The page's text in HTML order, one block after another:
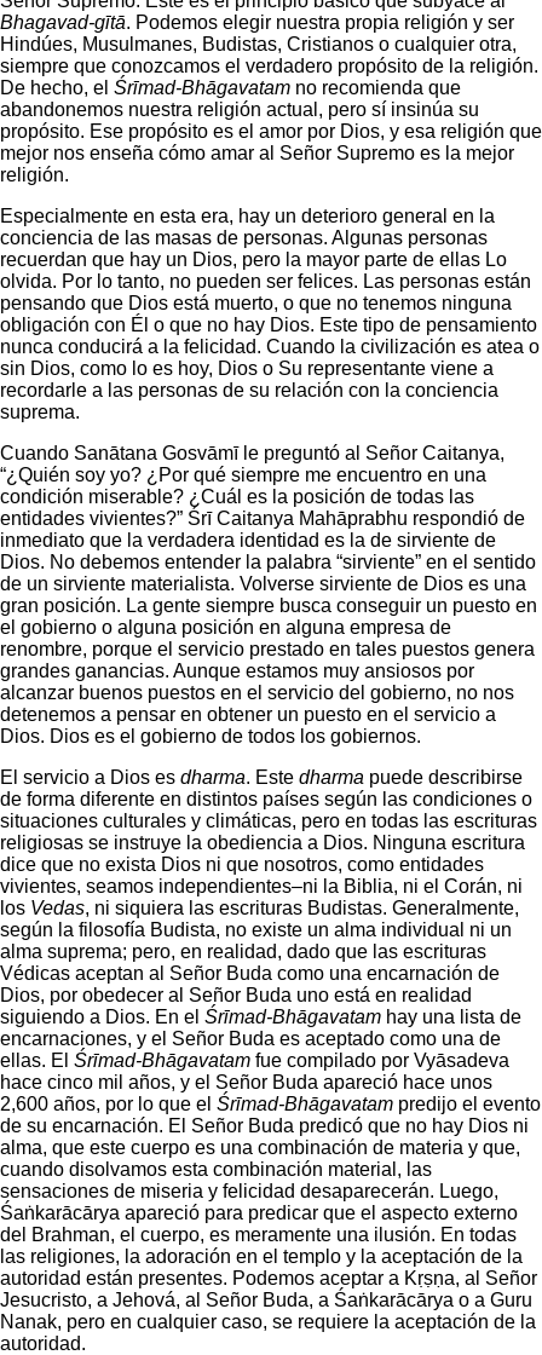
Bhagavad-gītā. Podemos elegir nuestra propia religión y ser
Hindúes, Musulmanes, Budistas, Cristianos o cualquier otra,
siempre que conozcamos el verdadero propósito de la religión.
De hecho, el Śrīmad-Bhāgavatam no recomienda que
abandonemos nuestra religión actual, pero sí insinúa su
propósito. Ese propósito es el amor por Dios, y esa religión que
mejor nos enseña cómo amar al Señor Supremo es la mejor
religión.
Especialmente en esta era, hay un deterioro general en la
conciencia de las masas de personas. Algunas personas
recuerdan que hay un Dios, pero la mayor parte de ellas Lo
olvida. Por lo tanto, no pueden ser felices. Las personas están
pensando que Dios está muerto, o que no tenemos ninguna
obligación con Él o que no hay Dios. Este tipo de pensamiento
nunca conducirá a la felicidad. Cuando la civilización es atea o
sin Dios, como lo es hoy, Dios o Su representante viene a
recordarle a las personas de su relación con la conciencia
suprema.
Cuando Sanātana Gosvāmī le preguntó al Señor Caitanya,
“¿Quién soy yo? ¿Por qué siempre me encuentro en una
condición miserable? ¿Cuál es la posición de todas las
entidades vivientes?” Śrī Caitanya Mahāprabhu respondió de
inmediato que la verdadera identidad es la de sirviente de
Dios. No debemos entender la palabra “sirviente” en el sentido
de un sirviente materialista. Volverse sirviente de Dios es una
gran posición. La gente siempre busca conseguir un puesto en
el gobierno o alguna posición en alguna empresa de
renombre, porque el servicio prestado en tales puestos genera
grandes ganancias. Aunque estamos muy ansiosos por
alcanzar buenos puestos en el servicio del gobierno, no nos
detenemos a pensar en obtener un puesto en el servicio a
Dios. Dios es el gobierno de todos los gobiernos.
El servicio a Dios es dharma. Este dharma puede describirse
de forma diferente en distintos países según las condiciones o
situaciones culturales y climáticas, pero en todas las escrituras
religiosas se instruye la obediencia a Dios. Ninguna escritura
dice que no exista Dios ni que nosotros, como entidades
vivientes, seamos independientes–ni la Biblia, ni el Corán, ni
los Vedas, ni siquiera las escrituras Budistas. Generalmente,
según la filosofía Budista, no existe un alma individual ni un
alma suprema; pero, en realidad, dado que las escrituras
Védicas aceptan al Señor Buda como una encarnación de
Dios, por obedecer al Señor Buda uno está en realidad
siguiendo a Dios. En el Śrīmad-Bhāgavatam hay una lista de
encarnaciones, y el Señor Buda es aceptado como una de
ellas. El Śrīmad-Bhāgavatam fue compilado por Vyāsadeva
hace cinco mil años, y el Señor Buda apareció hace unos
2,600 años, por lo que el Śrīmad-Bhāgavatam predijo el evento
de su encarnación. El Señor Buda predicó que no hay Dios ni
alma, que este cuerpo es una combinación de materia y que,
cuando disolvamos esta combinación material, las
sensaciones de miseria y felicidad desaparecerán. Luego,
Śaṅkarācārya apareció para predicar que el aspecto externo
del Brahman, el cuerpo, es meramente una ilusión. En todas
las religiones, la adoración en el templo y la aceptación de la
autoridad están presentes. Podemos aceptar a Kṛṣṇa, al Señor
Jesucristo, a Jehová, al Señor Buda, a Śaṅkarācārya o a Guru
Nanak, pero en cualquier caso, se requiere la aceptación de la
autoridad.